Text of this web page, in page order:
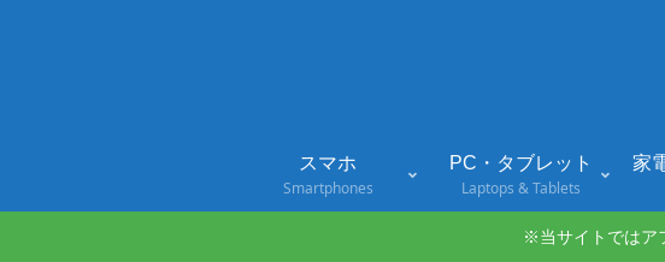
スマホ
Smartphones
PC・タブレット
Laptops & Tablets
家
※当サイトではア